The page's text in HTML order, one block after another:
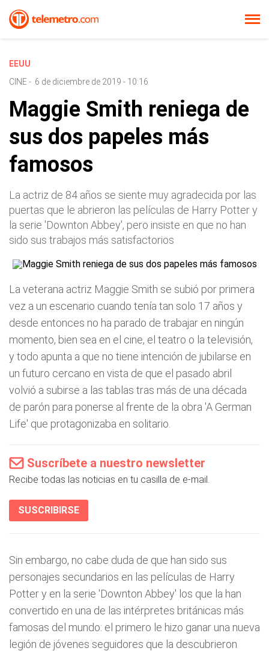
EEUU
CINE- 6 de diciembre de 2019 - 10:16
Maggie Smith reniega de
sus dos papeles más
famosos
La actriz de 84 años se siente muy agradecida por las
puertas que le abrieron las películas de Harry Potter y
la serie 'Downton Abbey', pero insiste en que no han
sido sus trabajos más satisfactorios
La veterana actriz Maggie Smith se subió por primera
vez a un escenario cuando tenía tan solo 17 años y
desde entonces no ha parado de trabajar en ningún
momento, bien sea en el cine, el teatro o la televisión,
y todo apunta a que no tiene intención de jubilarse en
un futuro cercano en vista de que el pasado abril
volvió a subirse a las tablas tras más de una década
de parón para ponerse al frente de la obra 'A German
Life' que protagonizaba en solitario.
Suscríbete a nuestro newsletter
Recibe todas las noticias en tu casilla de e-mail.
SUSCRIBIRSE
Sin embargo, no cabe duda de que han sido sus
personajes secundarios en las películas de Harry
Potter y en la serie 'Downton Abbey' los que la han
convertido en una de las intérpretes británicas más
famosas del mundo: el primero le hizo ganar una nueva
legión de jóvenes seguidores que la descubrieron